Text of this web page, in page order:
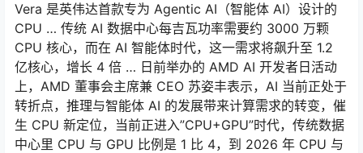
Vera 是英伟达首款专为 Agentic AI（智能体 AI）设计的
CPU … 传统 AI 数据中心每吉瓦功率需要约 3000 万颗
CPU 核心，而在 AI 智能体时代，这一需求将飙升至 1.2
亿核心，增长 4 倍 … 日前举办的 AMD AI 开发者日活动
上，AMD 董事会主席兼 CEO 苏姿丰表示，AI 当前正处于
转折点，推理与智能体 AI 的发展带来计算需求的转变，催
⽣ CPU 新定位，当前正进入”CPU+GPU”时代，传统数据
中心里 CPU 与 GPU ⽐例是 1 比 4，到 2026 年 CPU 与